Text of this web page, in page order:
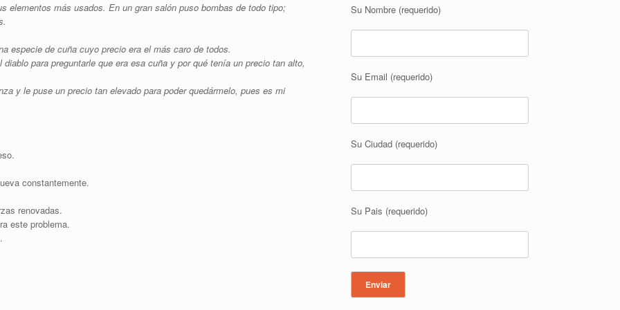
elementos más usados. En un gran salón puso bombas de todo tipo;
especie de cuña cuyo precio era el más caro de todos.
para preguntarle que era esa cuña y por qué tenía un precio tan alto,
y le puse un precio tan elevado para poder quedármelo, pues es mi
constantemente.
renovadas.
este problema.
Su Nombre (requerido)
Su Email (requerido)
Su Ciudad (requerido)
Su Pais (requerido)